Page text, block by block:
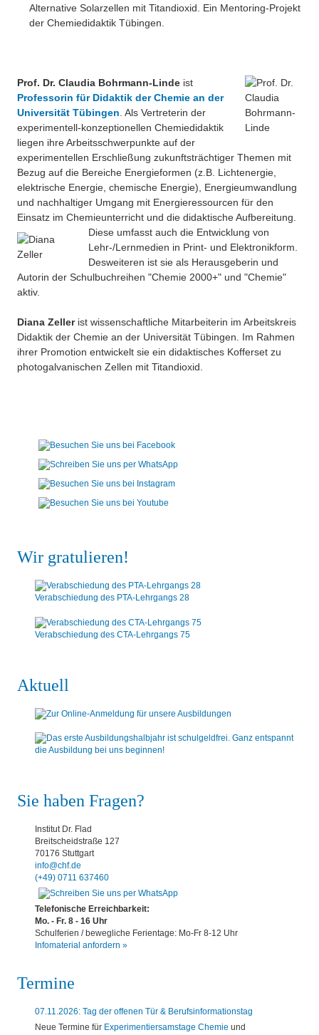
Alternative Solarzellen mit Titandioxid. Ein Mentoring-Projekt
der Chemiedidaktik Tübingen.
Prof. Dr. Claudia Bohrmann-Linde ist
Professorin für Didaktik der Chemie an der
Universität Tübingen . Als Vertreterin der
experimentell-konzeptionellen Chemiedidaktik
liegen ihre Arbeitsschwerpunkte auf der
experimentellen Erschließung zukunftsträchtiger Themen mit
Bezug auf die Bereiche Energieformen (z.B. Lichtenergie,
elektrische Energie, chemische Energie), Energieumwandlung
und nachhaltiger Umgang mit Energieressourcen für den
Einsatz im Chemieunterricht und die didaktische Aufbereitung.
Diese umfasst auch die Entwicklung von
Lehr-/Lernmedien in Print- und Elektronikform.
Desweiteren ist sie als Herausgeberin und
Autorin der Schulbuchreihen "Chemie 2000+" und "Chemie"
aktiv.
Diana Zellerist wissenschaftliche Mitarbeiterin im Arbeitskreis
Didaktik der Chemie an der Universität Tübingen. Im Rahmen
ihrer Promotion entwickelt sie ein didaktisches Kofferset zu
photogalvanischen Zellen mit Titandioxid.
Wir gratulieren!
Verabschiedung des PTA-Lehrgangs 28
Verabschiedung des CTA-Lehrgangs 75
Aktuell
Sie haben Fragen?
Institut Dr. Flad
Breitscheidstraße 127
70176 Stuttgart
info@chf.de
(+49) 0711 637460
Telefonische Erreichbarkeit:
Mo. - Fr. 8 - 16 Uhr
Schulferien / bewegliche Ferientage: Mo-Fr 8-12 Uhr
Infomaterial anfordern »
Termine
07.11.2026: Tag der offenen Tür & Berufsinformationstag
Neue Termine für Experimentiersamstage Chemie und